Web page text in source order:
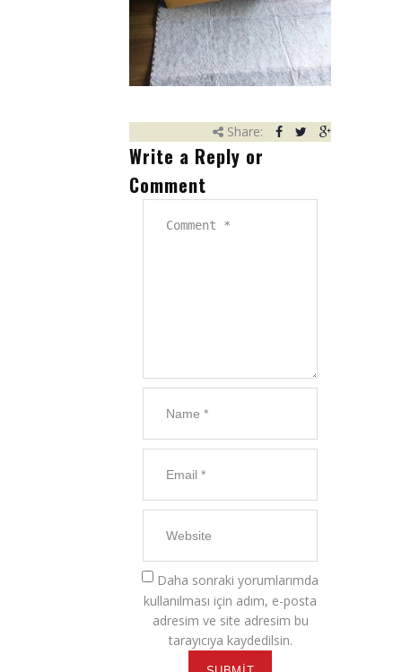
Çalışmalarımızdan Kareler
Share:
Write a Reply or
Comment
Daha sonraki yorumlarımda
kullanılması için adım, e-posta
adresim ve site adresim bu
tarayıcıya kaydedilsin.